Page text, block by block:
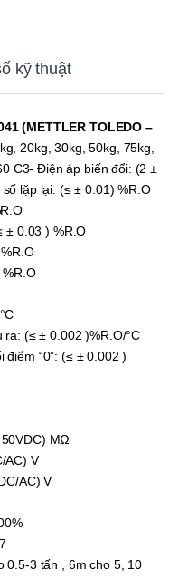
kỹ thuật
(METTLER TOLEDO –
20kg, 30kg, 50kg, 75kg,
C3- Điện áp biến đổi: (2 ±
lặp lại: (≤ ± 0.01) %R.O
± 0.03 ) %R.O
%R.O
(≤ ± 0.002 )%R.O/°C
“0”: (≤ ± 0.002 )
MΩ
AC) V
AC) V
0.5-3 tấn , 6m cho 5, 10